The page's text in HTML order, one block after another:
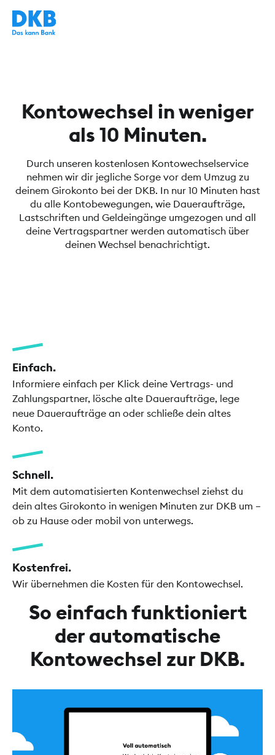
Kontowechsel in weniger
als 10 Minuten.
Durch unseren kostenlosen Kontowechselservice
nehmen wir dir jegliche Sorge vor dem Umzug zu
deinem Girokonto bei der DKB. In nur 10 Minuten hast
du alle Kontobewegungen, wie Daueraufträge,
Lastschriften und Geldeingänge umgezogen und all
deine Vertragspartner werden automatisch über
deinen Wechsel benachrichtigt.
Einfach.
Informiere einfach per Klick deine Vertrags- und
Zahlungspartner, lösche alte Daueraufträge, lege
neue Daueraufträge an oder schließe dein altes
Konto.
Schnell.
Mit dem automatisierten Kontenwechsel ziehst du
dein altes Girokonto in wenigen Minuten zur DKB um –
ob zu Hause oder mobil von unterwegs.
Kostenfrei.
Wir übernehmen die Kosten für den Kontowechsel.
So einfach funktioniert
der automatische
Kontowechsel zur DKB.